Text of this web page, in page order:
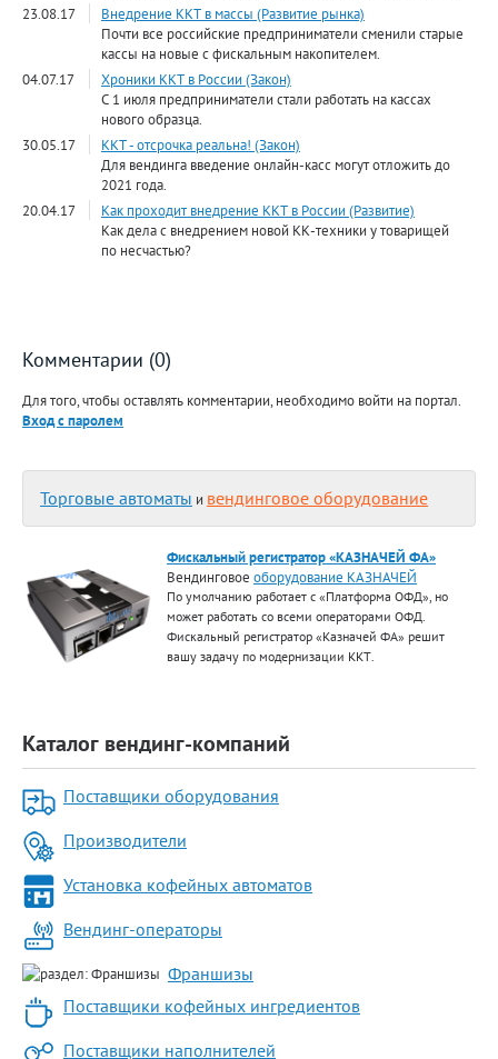
23.08.17
Внедрение ККТ в массы (Развитие рынка)
Почти все российские предприниматели сменили старые
кассы на новые с фискальным накопителем.
04.07.17
Хроники ККТ в России (Закон)
С 1 июля предприниматели стали работать на кассах
нового образца.
30.05.17
ККТ - отсрочка реальна! (Закон)
Для вендинга введение онлайн-касс могут отложить до
2021 года.
20.04.17
Как проходит внедрение ККТ в России (Развитие)
Как дела с внедрением новой КК-техники у товарищей
по несчастью?
Комментарии (0)
Для того, чтобы оставлять комментарии, необходимо войти на портал.
Вход с паролем
Торговые автоматы и вендинговое оборудование
Фискальный регистратор «КАЗНАЧЕЙ ФА»
Вендинговое оборудование КАЗНАЧЕЙ
По умолчанию работает с «Платформа ОФД», но
может работать со всеми операторами ОФД.
Фискальный регистратор «Казначей ФА» решит
вашу задачу по модернизации ККТ.
Каталог вендинг-компаний
Поставщики оборудования
Производители
Установка кофейных автоматов
Вендинг-операторы
Франшизы
Поставщики кофейных ингредиентов
Поставщики наполнителей